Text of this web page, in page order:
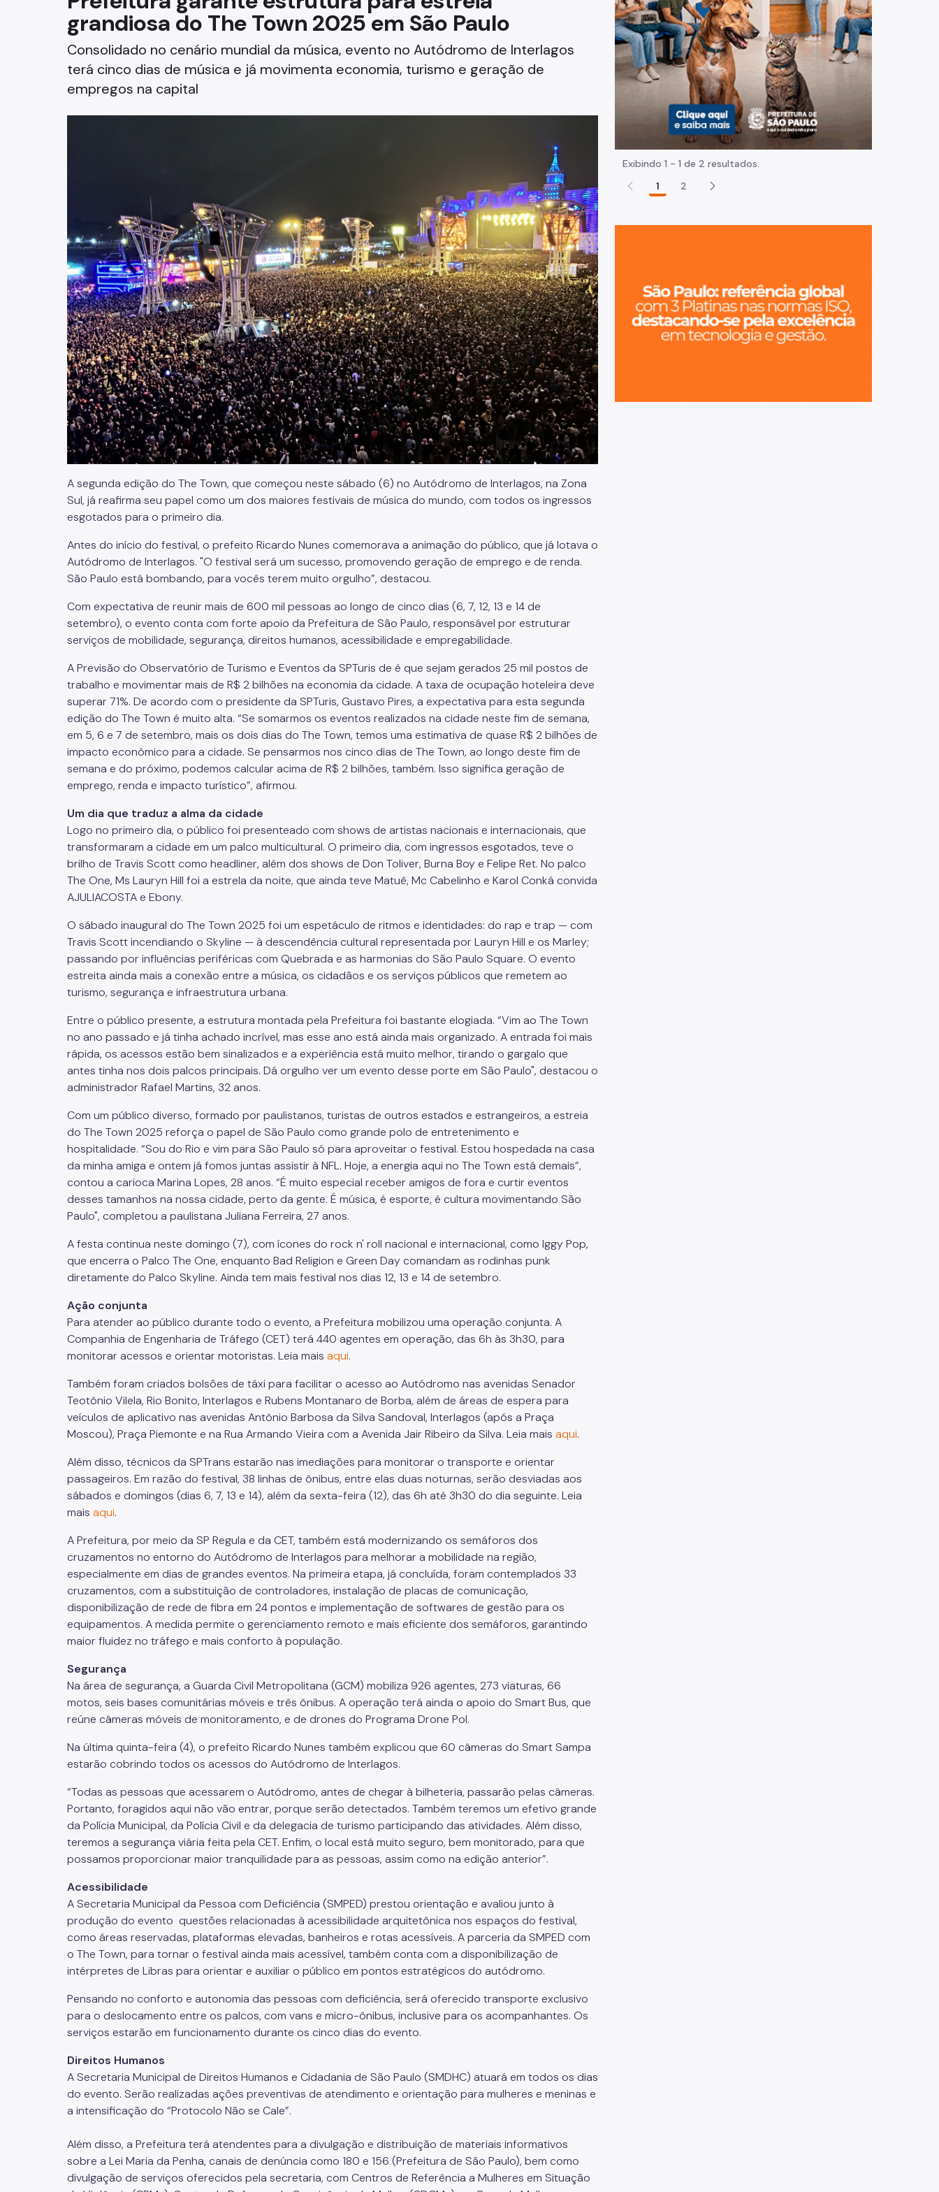
Fazenda
Funerários e Cemiteriais
Mobilidade Urbana e Transporte
Rua e Bairro
Trabalho
Impostos e Taxas
Legislação
Nota do Milhão
Programas e Benefícios
Normas e procedimentos
grandiosa do The Town 2025 em São Paulo
Consolidado no cenário mundial da música, evento no Autódromo de Interlagos
terá cinco dias de música e já movimenta economia, turismo e geração de
empregos na capital
A segunda edição do The Town, que começou neste sábado (6) no Autódromo de Interlagos, na Zona
Sul, já reafirma seu papel como um dos maiores festivais de música do mundo, com todos os ingressos
esgotados para o primeiro dia.
Antes do início do festival, o prefeito Ricardo Nunes comemorava a animação do público, que já lotava o
Autódromo de Interlagos. "O festival será um sucesso, promovendo geração de emprego e de renda.
São Paulo está bombando, para vocês terem muito orgulho”, destacou.
Com expectativa de reunir mais de 600 mil pessoas ao longo de cinco dias (6, 7, 12, 13 e 14 de
setembro), o evento conta com forte apoio da Prefeitura de São Paulo, responsável por estruturar
serviços de mobilidade, segurança, direitos humanos, acessibilidade e empregabilidade.
A Previsão do Observatório de Turismo e Eventos da SPTuris de é que sejam gerados 25 mil postos de
trabalho e movimentar mais de R$ 2 bilhões na economia da cidade. A taxa de ocupação hoteleira deve
superar 71%. De acordo com o presidente da SPTuris, Gustavo Pires, a expectativa para esta segunda
edição do The Town é muito alta. “Se somarmos os eventos realizados na cidade neste fim de semana,
em 5, 6 e 7 de setembro, mais os dois dias do The Town, temos uma estimativa de quase R$ 2 bilhões de
impacto econômico para a cidade. Se pensarmos nos cinco dias de The Town, ao longo deste fim de
semana e do próximo, podemos calcular acima de R$ 2 bilhões, também. Isso significa geração de
emprego, renda e impacto turístico”, afirmou.
Um dia que traduz a alma da cidade
Logo no primeiro dia, o público foi presenteado com shows de artistas nacionais e internacionais, que
transformaram a cidade em um palco multicultural. O primeiro dia, com ingressos esgotados, teve o
brilho de Travis Scott como headliner, além dos shows de Don Toliver, Burna Boy e Felipe Ret. No palco
The One, Ms Lauryn Hill foi a estrela da noite, que ainda teve Matuê, Mc Cabelinho e Karol Conká convida
AJULIACOSTA e Ebony.
O sábado inaugural do The Town 2025 foi um espetáculo de ritmos e identidades: do rap e trap — com
Travis Scott incendiando o Skyline — à descendência cultural representada por Lauryn Hill e os Marley;
passando por influências periféricas com Quebrada e as harmonias do São Paulo Square. O evento
estreita ainda mais a conexão entre a música, os cidadãos e os serviços públicos que remetem ao
turismo, segurança e infraestrutura urbana.
Entre o público presente, a estrutura montada pela Prefeitura foi bastante elogiada. “Vim ao The Town
no ano passado e já tinha achado incrível, mas esse ano está ainda mais organizado. A entrada foi mais
rápida, os acessos estão bem sinalizados e a experiência está muito melhor, tirando o gargalo que
antes tinha nos dois palcos principais. Dá orgulho ver um evento desse porte em São Paulo", destacou o
administrador Rafael Martins, 32 anos.
Com um público diverso, formado por paulistanos, turistas de outros estados e estrangeiros, a estreia
do The Town 2025 reforça o papel de São Paulo como grande polo de entretenimento e
hospitalidade. “Sou do Rio e vim para São Paulo só para aproveitar o festival. Estou hospedada na casa
da minha amiga e ontem já fomos juntas assistir à NFL. Hoje, a energia aqui no The Town está demais”,
contou a carioca Marina Lopes, 28 anos. “É muito especial receber amigos de fora e curtir eventos
desses tamanhos na nossa cidade, perto da gente. É música, é esporte, é cultura movimentando São
Paulo", completou a paulistana Juliana Ferreira, 27 anos.
A festa continua neste domingo (7), com ícones do rock n' roll nacional e internacional, como Iggy Pop,
que encerra o Palco The One, enquanto Bad Religion e Green Day comandam as rodinhas punk
diretamente do Palco Skyline. Ainda tem mais festival nos dias 12, 13 e 14 de setembro.
Ação conjunta
Para atender ao público durante todo o evento, a Prefeitura mobilizou uma operação conjunta. A
Companhia de Engenharia de Tráfego (CET) terá 440 agentes em operação, das 6h às 3h30, para
monitorar acessos e orientar motoristas. Leia mais aqui.
Também foram criados bolsões de táxi para facilitar o acesso ao Autódromo nas avenidas Senador
Teotônio Vilela, Rio Bonito, Interlagos e Rubens Montanaro de Borba, além de áreas de espera para
veículos de aplicativo nas avenidas Antônio Barbosa da Silva Sandoval, Interlagos (após a Praça
Moscou), Praça Piemonte e na Rua Armando Vieira com a Avenida Jair Ribeiro da Silva. Leia mais aqui.
Além disso, técnicos da SPTrans estarão nas imediações para monitorar o transporte e orientar
passageiros. Em razão do festival, 38 linhas de ônibus, entre elas duas noturnas, serão desviadas aos
sábados e domingos (dias 6, 7, 13 e 14), além da sexta-feira (12), das 6h até 3h30 do dia seguinte. Leia
mais aqui.
A Prefeitura, por meio da SP Regula e da CET, também está modernizando os semáforos dos
cruzamentos no entorno do Autódromo de Interlagos para melhorar a mobilidade na região,
especialmente em dias de grandes eventos. Na primeira etapa, já concluída, foram contemplados 33
cruzamentos, com a substituição de controladores, instalação de placas de comunicação,
disponibilização de rede de fibra em 24 pontos e implementação de softwares de gestão para os
equipamentos. A medida permite o gerenciamento remoto e mais eficiente dos semáforos, garantindo
maior fluidez no tráfego e mais conforto à população.
Segurança
Na área de segurança, a Guarda Civil Metropolitana (GCM) mobiliza 926 agentes, 273 viaturas, 66
motos, seis bases comunitárias móveis e três ônibus. A operação terá ainda o apoio do Smart Bus, que
reúne câmeras móveis de monitoramento, e de drones do Programa Drone Pol.
Na última quinta-feira (4), o prefeito Ricardo Nunes também explicou que 60 câmeras do Smart Sampa
estarão cobrindo todos os acessos do Autódromo de Interlagos.
“Todas as pessoas que acessarem o Autódromo, antes de chegar à bilheteria, passarão pelas câmeras.
Portanto, foragidos aqui não vão entrar, porque serão detectados. Também teremos um efetivo grande
da Polícia Municipal, da Polícia Civil e da delegacia de turismo participando das atividades. Além disso,
teremos a segurança viária feita pela CET. Enfim, o local está muito seguro, bem monitorado, para que
possamos proporcionar maior tranquilidade para as pessoas, assim como na edição anterior”.
Acessibilidade
A Secretaria Municipal da Pessoa com Deficiência (SMPED) prestou orientação e avaliou junto à
produção do evento questões relacionadas à acessibilidade arquitetônica nos espaços do festival,
como áreas reservadas, plataformas elevadas, banheiros e rotas acessíveis. A parceria da SMPED com
o The Town, para tornar o festival ainda mais acessível, também conta com a disponibilização de
intérpretes de Libras para orientar e auxiliar o público em pontos estratégicos do autódromo.
Pensando no conforto e autonomia das pessoas com deficiência, será oferecido transporte exclusivo
para o deslocamento entre os palcos, com vans e micro-ônibus, inclusive para os acompanhantes. Os
serviços estarão em funcionamento durante os cinco dias do evento.
Direitos Humanos
A Secretaria Municipal de Direitos Humanos e Cidadania de São Paulo (SMDHC) atuará em todos os dias
do evento. Serão realizadas ações preventivas de atendimento e orientação para mulheres e meninas e
a intensificação do “Protocolo Não se Cale”.
Além disso, a Prefeitura terá atendentes para a divulgação e distribuição de materiais informativos
sobre a Lei Maria da Penha, canais de denúncia como 180 e 156 (Prefeitura de São Paulo), bem como
divulgação de serviços oferecidos pela secretaria, com Centros de Referência a Mulheres em Situação
Exibindo 1 - 1 de 2 resultados.
1
2